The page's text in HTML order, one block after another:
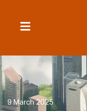
9 March 2025